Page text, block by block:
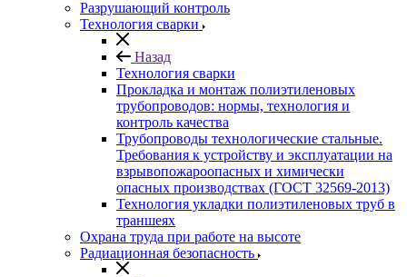
Разрушающий контроль
Технология сварки
Назад
Технология сварки
Прокладка и монтаж полиэтиленовых
трубопроводов: нормы, технология и
контроль качества
Трубопроводы технологические стальные.
Требования к устройству и эксплуатации на
взрывопожароопасных и химически
опасных производствах (ГОСТ 32569-2013)
Технология укладки полиэтиленовых труб в
траншеях
Охрана труда при работе на высоте
Радиационная безопасность